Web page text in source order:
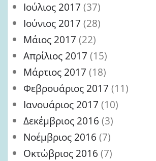
Ιούλιος 2017 (37)
Ιούνιος 2017 (28)
Μάιος 2017 (22)
Απρίλιος 2017 (15)
Μάρτιος 2017 (18)
Φεβρουάριος 2017 (11)
Ιανουάριος 2017 (10)
Δεκέμβριος 2016 (3)
Νοέμβριος 2016 (7)
Οκτώβριος 2016 (7)